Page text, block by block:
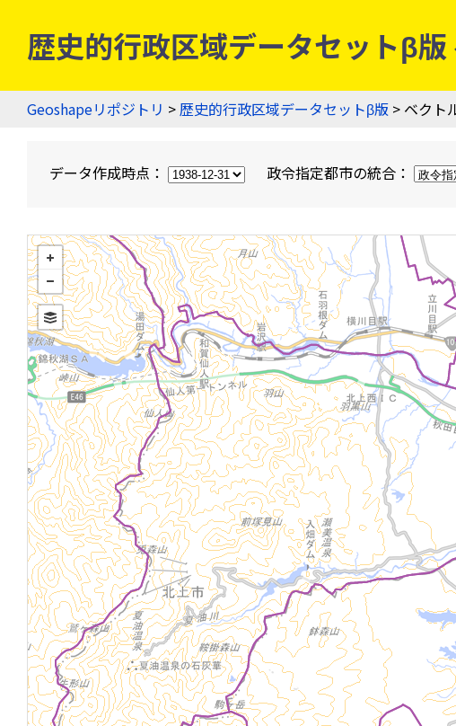
歴史的行政区域データセットβ
Geoshapeリポジトリ >歴史的行政区域データセットβ版 > ベクト
データ作成時点： 政令指定都市の統合：